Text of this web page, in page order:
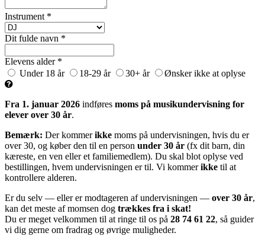
Instrument *
Dit fulde navn *
Elevens alder *
Under 18 år
18-29 år 30+ år Ønsker ikke at oplyse
Fra 1. januar 2026 indføres moms på musikundervisning for
elever over 30 år.
Bemærk: Der kommerikke moms på undervisningen, hvis du er
over 30, og køber den til en person under 30 år (fx dit barn, din
kæreste, en ven eller et familiemedlem). Du skal blot oplyse ved
bestillingen, hvem undervisningen er til. Vi kommerikke til at
kontrollere alderen.
Er du selv — eller er modtageren af undervisningen — over 30 år,
kan det meste af momsen dog trækkes fra i skat!
Du er meget velkommen til at ringe til os på 28 74 61 22, så guider
vi dig gerne om fradrag og øvrige muligheder.